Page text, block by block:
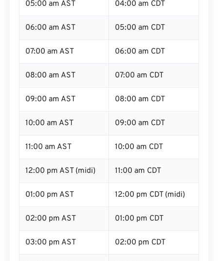
05:00 am AST 04:00 am CDT
06:00 am AST 05:00 am CDT
07:00 am AST 06:00 am CDT
08:00 am AST 07:00 am CDT
09:00 am AST 08:00 am CDT
10:00 am AST 09:00 am CDT
11:00 am AST 10:00 am CDT
12:00 pm AST (midi) 11:00 am CDT
01:00 pm AST 12:00 pm CDT (midi)
02:00 pm AST 01:00 pm CDT
03:00 pm AST 02:00 pm CDT